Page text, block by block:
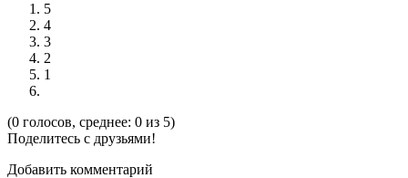
5
4
3
2
1
(0 голосов, среднее: 0 из 5)
Поделитесь с друзьями!
Добавить комментарий